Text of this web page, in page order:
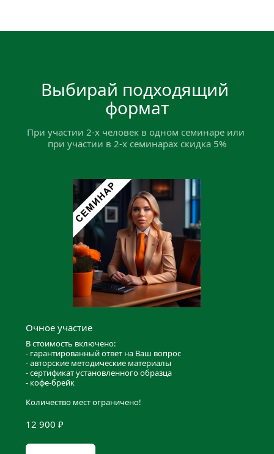
Выбирай подходящий
формат
При участии 2-х человек в одном семинаре или
при участии в 2-х семинарах скидка 5%
Очное участие
В стоимость включено:
- гарантированный ответ на Ваш вопрос
- авторские методические материалы
- сертификат установленного образца
- кофе-брейк
Количество мест ограничено!
12 900 ₽